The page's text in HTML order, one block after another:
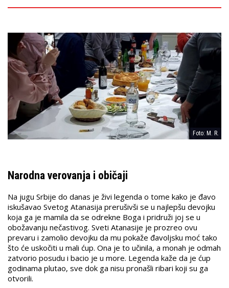
Foto: M. R.
Narodna verovanja i običaji
Na jugu Srbije do danas je živi legenda o tome kako je đavo
iskušavao Svetog Atanasija prerušivši se u najlepšu devojku
koja ga je mamila da se odrekne Boga i pridruži joj se u
obožavanju nečastivog. Sveti Atanasije je prozreo ovu
prevaru i zamolio devojku da mu pokaže đavoljsku moć tako
što će uskočiti u mali ćup. Ona je to učinila, a monah je odmah
zatvorio posudu i bacio je u more. Legenda kaže da je ćup
godinama plutao, sve dok ga nisu pronašli ribari koji su ga
otvorili.